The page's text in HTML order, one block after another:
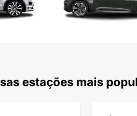
estações mais